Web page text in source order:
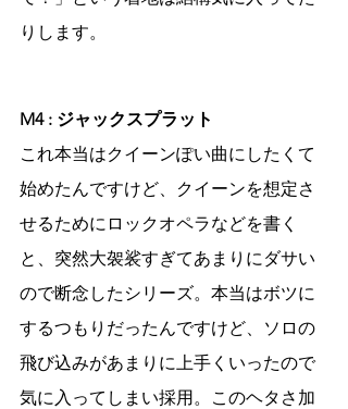
りします。
M4 : ジャックスプラット
これ本当はクイーンぽい曲にしたくて
始めたんですけど、クイーンを想定さ
せるためにロックオペラなどを書く
と、突然大袈裟すぎてあまりにダサい
ので断念したシリーズ。本当はボツに
するつもりだったんですけど、ソロの
飛び込みがあまりに上手くいったので
気に入ってしまい採用。このヘタさ加